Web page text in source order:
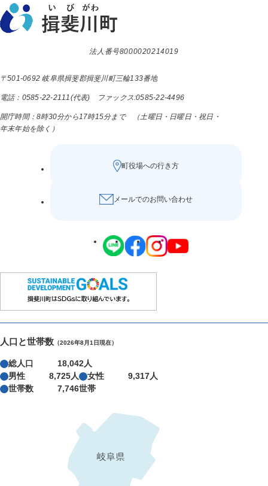
法人番号8000020214019
〒501-0692 岐阜県揖斐郡揖斐川町三輪133番地
電話：0585-22-2111(代表) ファックス:0585-22-4496
開庁時間：8時30分から17時15分まで （土曜日・日曜日・祝日・
年末年始を除く）
町役場への行き方
メールでのお問い合わせ
人口と世帯数 （2026年8月1日現在）
総人口
18,042人
男性
8,725人 女性
9,317人
世帯数
7,746世帯